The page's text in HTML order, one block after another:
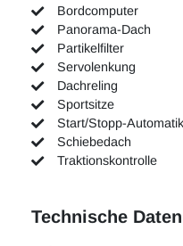
Bordcomputer
Panorama-Dach
Partikelfilter
Servolenkung
Dachreling
Sportsitze
Start/Stopp-Automatik
Schiebedach
Traktionskontrolle
Technische Daten